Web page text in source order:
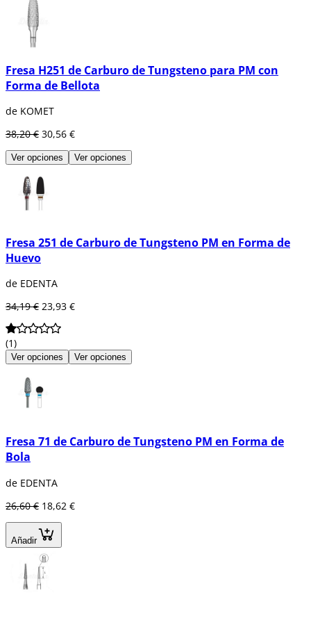
Fresa H251 de Carburo de Tungsteno para PM con
Forma de Bellota
de KOMET
38,20 € 30,56 €
Ver opciones Ver opciones
Fresa 251 de Carburo de Tungsteno PM en Forma de
Huevo
de EDENTA
34,19 € 23,93 €
(1)
Ver opciones Ver opciones
Fresa 71 de Carburo de Tungsteno PM en Forma de
Bola
de EDENTA
26,60 € 18,62 €
Añadir